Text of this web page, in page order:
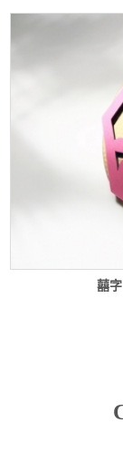
囍